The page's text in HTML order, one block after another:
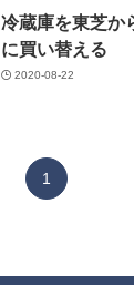
冷蔵庫を東芝か
に買い替える
2020-08-22
1